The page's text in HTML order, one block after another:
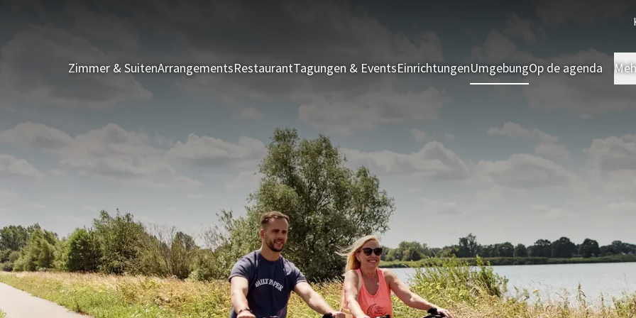
Zimmer & SuitenArrangementsRestaurantTagungen & EventsEinrichtungenUmgebungOp de agenda